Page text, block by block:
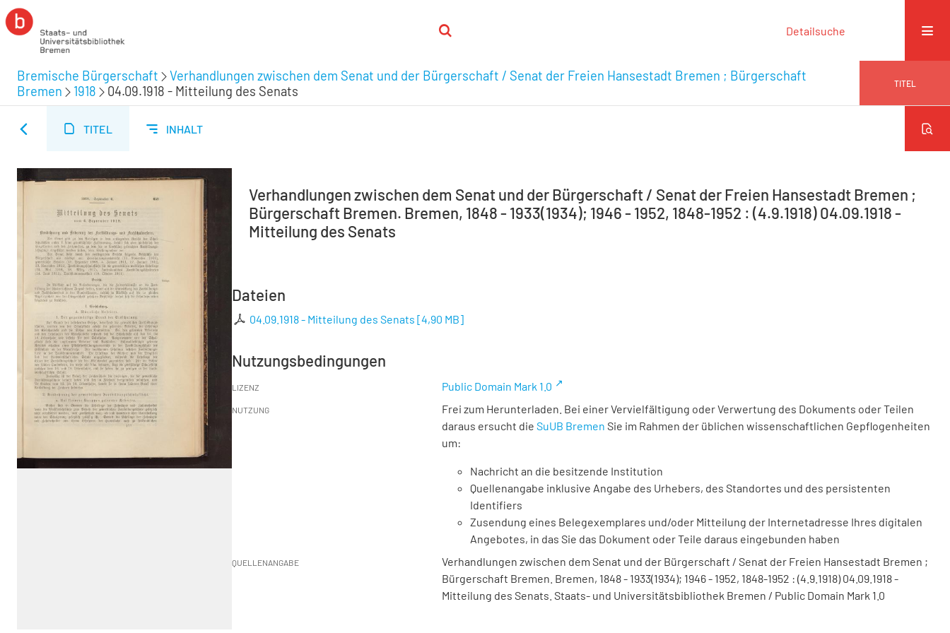
Detailsuche
Bremische Bürgerschaft
Verhandlungen zwischen dem Senat und der Bürgerschaft / Senat der Freien Hansestadt Bremen ; Bürgerschaft
Bremen
1918 04.09.1918 - Mitteilung des Senats TITEL
TITEL INHALT
Verhandlungen zwischen dem Senat und der Bürgerschaft / Senat der Freien Hansestadt Bremen ;
Bürgerschaft Bremen. Bremen, 1848 - 1933(1934); 1946 - 1952, 1848-1952 : (4.9.1918) 04.09.1918 -
Mitteilung des Senats
Dateien
04.09.1918 - Mitteilung des Senats [4,90 MB]
Nutzungsbedingungen
LIZENZ Public Domain Mark 1.0
NUTZUNG
Frei zum Herunterladen. Bei einer Vervielfältigung oder Verwertung des Dokuments oder Teilen
daraus ersucht die SuUB Bremen Sie im Rahmen der üblichen wissenschaftlichen Gepflogenheiten
um:
Nachricht an die besitzende Institution
Quellenangabe inklusive Angabe des Urhebers, des Standortes und des persistenten
Identifiers
Zusendung eines Belegexemplares und/oder Mitteilung der Internetadresse Ihres digitalen
Angebotes, in das Sie das Dokument oder Teile daraus eingebunden haben
QUELLENANGABE
Verhandlungen zwischen dem Senat und der Bürgerschaft / Senat der Freien Hansestadt Bremen ;
Bürgerschaft Bremen. Bremen, 1848 - 1933(1934); 1946 - 1952, 1848-1952 : (4.9.1918) 04.09.1918 -
Mitteilung des Senats. Staats- und Universitätsbibliothek Bremen / Public Domain Mark 1.0